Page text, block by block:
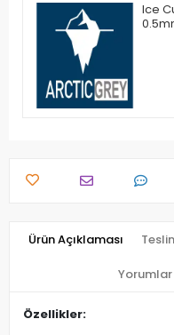
Ice
Ürün Açıklaması
Yorumlar
Özellikler: